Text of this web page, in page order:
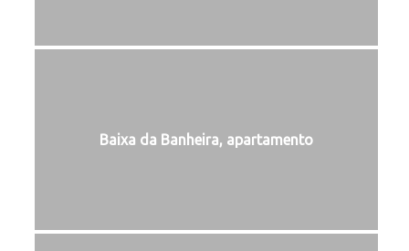
Baixa da Banheira, apartamento